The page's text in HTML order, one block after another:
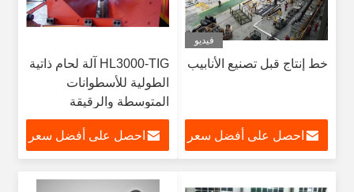
فيديو
خط إنتاج قبل تصنيع الأنابيب
احصل على أفضل سعر
HL3000-TIG آلة لحام ذاتية
الطولية للأسطوانات
المتوسطة والرقيقة
احصل على أفضل سعر